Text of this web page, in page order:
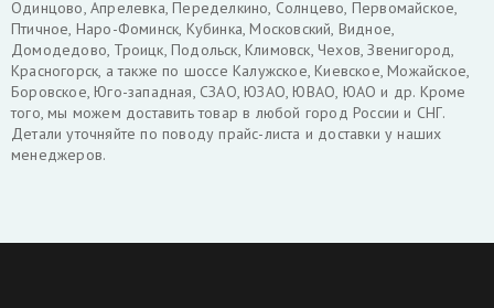
Одинцово, Апрелевка, Переделкино, Солнцево, Первомайское,
Птичное, Наро-Фоминск, Кубинка, Московский, Видное,
Домодедово, Троицк, Подольск, Климовск, Чехов, Звенигород,
Красногорск, а также по шоссе Калужское, Киевское, Можайское,
Боровское, Юго-западная, СЗАО, ЮЗАО, ЮВАО, ЮАО и др. Кроме
того, мы можем доставить товар в любой город России и СНГ.
Детали уточняйте по поводу прайс-листа и доставки у наших
менеджеров.